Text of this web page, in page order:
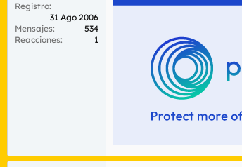
Registro
31 Ago 2006
Mensajes
534
Reacciones
1